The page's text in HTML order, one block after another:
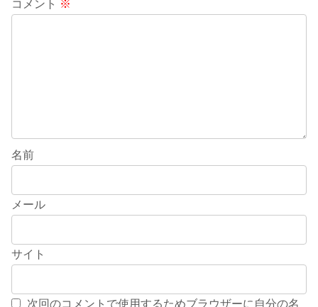
コメント ※
名前
メール
サイト
次回のコメントで使用するためブラウザーに自分の名